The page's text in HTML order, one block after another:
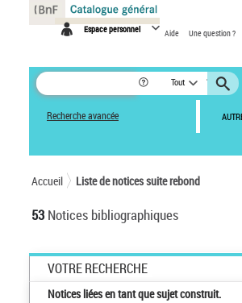
Espace personnel Aide Une question ?
Tout
Recherche avancée
Accueil Liste de notices suite rebond
53 Notices bibliographiques
VOTRE RECHERCHE
Notices liées en tant que sujet construit.
Panneau de gestion des cookies